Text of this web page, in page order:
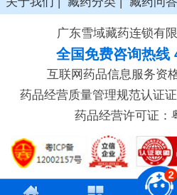
广东雪域藏药连锁有
全国免费咨询热线
互联网药品信息服务资
药品经营质量管理规范认证
药品经营许可证：